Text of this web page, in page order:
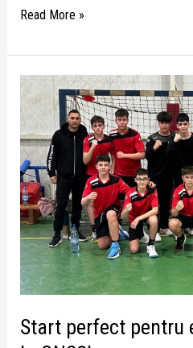
Read More »
Start perfect pentru
Start
perfect
pentru
echipele
noastre
la
ONSŞ!